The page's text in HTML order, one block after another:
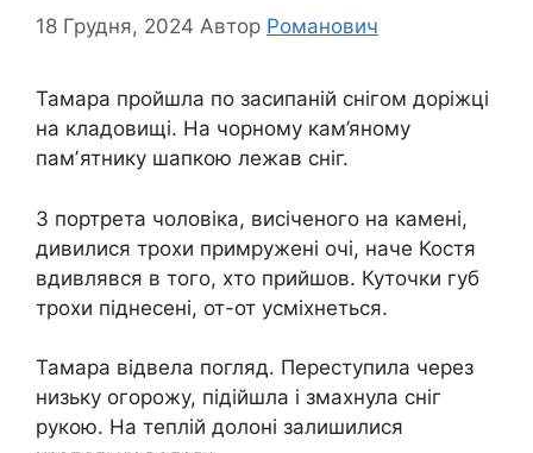
18 Грудня, 2024 Автор Романович
Тамара пройшла по засипаній снігом доріжці
на кладовищі. На чорному кам’яному
памʼятнику шапкою лежав сніг.
З портрета чоловіка, висіченого на камені,
дивилися трохи примружені очі, наче Костя
вдивлявся в того, хто прийшов. Куточки губ
трохи піднесені, от-от усміхнеться.
Тамара відвела погляд. Переступила через
низьку огорожу, підійшла і змахнула сніг
рукою. На теплій долоні залишилися